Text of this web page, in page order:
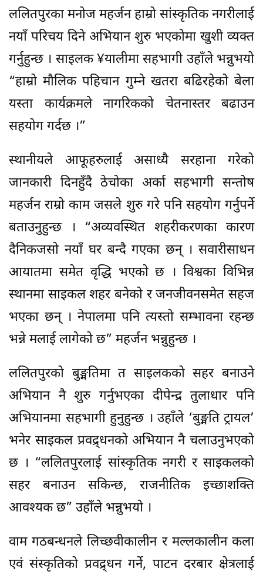
ललितपुरका मनोज महर्जन हाम्रो सांस्कृतिक नगरीलाई
नयाँ परिचय दिने अभियान शुरु भएकोमा खुशी व्यक्त
गर्नुहुन्छ । साइलक ¥यालीमा सहभागी उहाँले भन्नुभयो
“हाम्रो मौलिक पहिचान गुम्ने खतरा बढिरहेको बेला
यस्ता कार्यक्रमले नागरिकको चेतनास्तर बढाउन
सहयोग गर्दछ ।”
स्थानीयले आफूहरुलाई असाध्यै सरहाना गरेको
जानकारी दिनहुँदै ठेचोका अर्का सहभागी सन्तोष
महर्जन राम्रो काम जसले शुरु गरे पनि सहयोग गर्नुपर्ने
बताउनुहुन्छ । “अव्यवस्थित शहरीकरणका कारण
दैनिकजसो नयाँ घर बन्दै गएका छन् । सवारीसाधन
आयातमा समेत वृद्धि भएको छ । विश्वका विभिन्न
स्थानमा साइकल शहर बनेको र जनजीवनसमेत सहज
भएका छन् । नेपालमा पनि त्यस्तो सम्भावना रहन्छ
भन्ने मलाई लागेको छ” महर्जन भन्नुहुन्छ ।
ललितपुरको बुङ्मतिमा त साइलकको सहर बनाउने
अभियान नै शुरु गर्नुभएका दीपेन्द्र तुलाधार पनि
अभियानमा सहभागी हुनुहुन्छ । उहाँले ‘बुङ्मति ट्रायल’
भनेर साइकल प्रवद्र्धनको अभियान नै चलाउनुभएको
छ । “ललितपुरलाई सांस्कृतिक नगरी र साइकलको
सहर बनाउन सकिन्छ, राजनीतिक इच्छाशक्ति
आवश्यक छ” उहाँले भन्नुभयो ।
वाम गठबन्धनले लिच्छवीकालीन र मल्लकालीन कला
एवं संस्कृतिको प्रवद्र्धन गर्ने, पाटन दरबार क्षेत्रलाई